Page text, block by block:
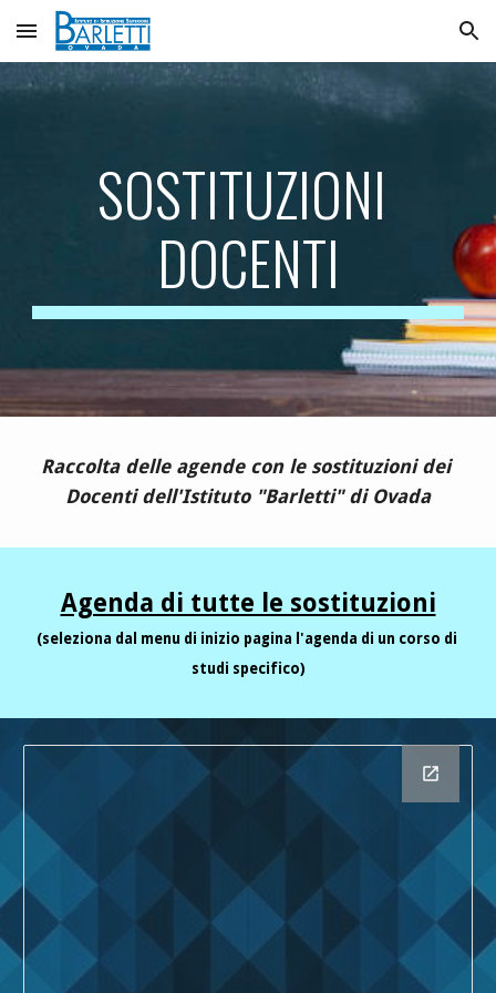
Skip to main content Skip to navigation
SOSTITUZIONI
DOCENTI
Raccolta delle agende con le sostituzioni dei
Docenti dell'Istituto "Barletti" di Ovada
Agenda di tutte le sostituzioni
(seleziona dal menu di inizio pagina l'agenda di un corso di
studi specifico)